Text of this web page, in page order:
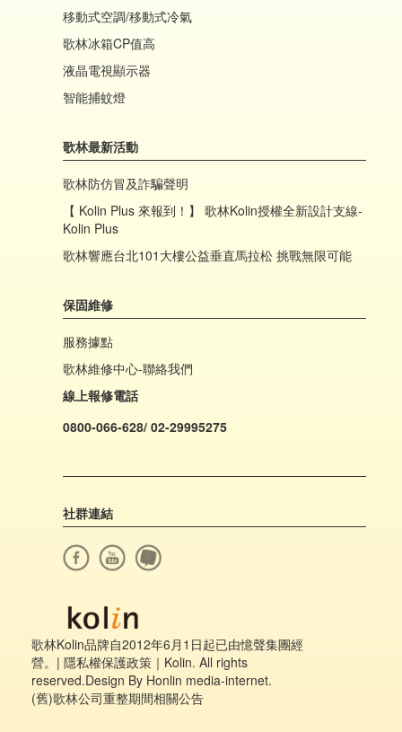
移動式空調/移動式冷氣
歌林冰箱CP值高
液晶電視顯示器
智能捕蚊燈
歌林最新活動
歌林防仿冒及詐騙聲明
【 Kolin Plus 來報到！】 歌林Kolin授權全新設計支線-
Kolin Plus
歌林響應台北101大樓公益垂直馬拉松 挑戰無限可能
保固維修
服務據點
歌林維修中心-聯絡我們
線上報修電話
0800-066-628/ 02-29995275
社群連結
歌林Kolin品牌自2012年6月1日起已由憶聲集團經
營。| 隱私權保護政策 ｜Kolin. All rights
reserved.Design By Honlin media-internet.
(舊)歌林公司重整期間相關公告